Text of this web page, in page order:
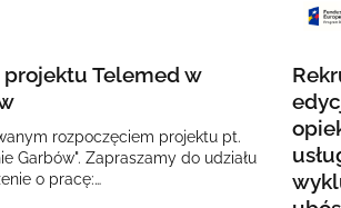
Telemed w
rozpoczęciem projektu pt.
Garbów". Zapraszamy do udziału
o pracę: